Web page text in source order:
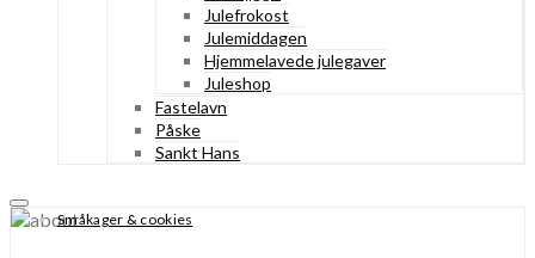
Julefrokost
Julemiddagen
Hjemmelavede julegaver
Juleshop
Fastelavn
Påske
Sankt Hans
Småkager & cookies